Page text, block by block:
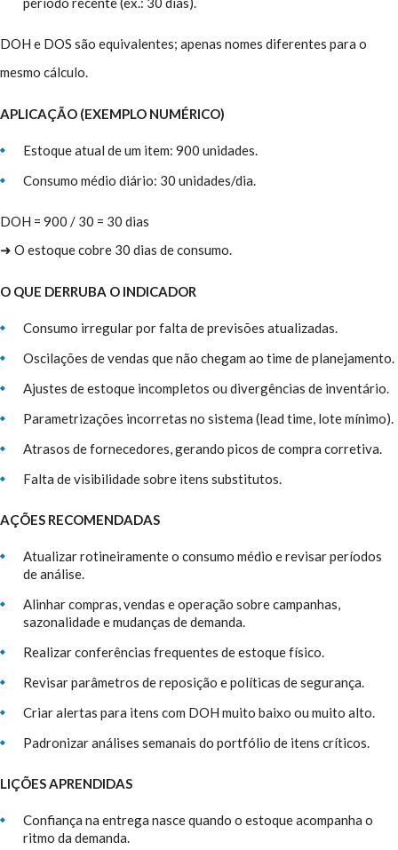
DOH e DOS são equivalentes; apenas nomes diferentes para o
mesmo cálculo.
APLICAÇÃO (EXEMPLO NUMÉRICO)
Estoque atual de um item: 900 unidades.
Consumo médio diário: 30 unidades/dia.
DOH = 900 / 30 = 30 dias
➜ O estoque cobre 30 dias de consumo.
O QUE DERRUBA O INDICADOR
Consumo irregular por falta de previsões atualizadas.
Oscilações de vendas que não chegam ao time de planejamento.
Ajustes de estoque incompletos ou divergências de inventário.
Parametrizações incorretas no sistema (lead time, lote mínimo).
Atrasos de fornecedores, gerando picos de compra corretiva.
Falta de visibilidade sobre itens substitutos.
AÇÕES RECOMENDADAS
Atualizar rotineiramente o consumo médio e revisar períodos
de análise.
Alinhar compras, vendas e operação sobre campanhas,
sazonalidade e mudanças de demanda.
Realizar conferências frequentes de estoque físico.
Revisar parâmetros de reposição e políticas de segurança.
Criar alertas para itens com DOH muito baixo ou muito alto.
Padronizar análises semanais do portfólio de itens críticos.
LIÇÕES APRENDIDAS
Confiança na entrega nasce quando o estoque acompanha o
ritmo da demanda.